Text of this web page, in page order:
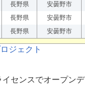
長野県 安曇野市
長野県 安曇野市
長野県 安曇野市
イセンスでオープン